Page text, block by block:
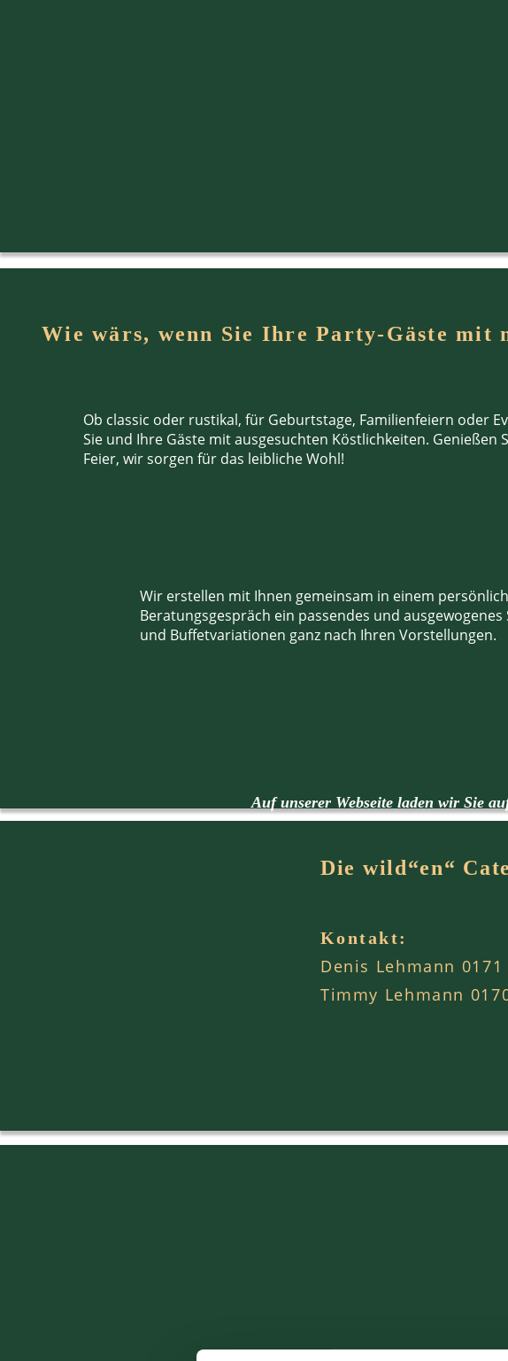
Wir erstellen mit Ihnen gemeinsam in einem
Beratungsgespräch ein passendes und ausgewogenes
und Buffetvariationen ganz nach Ihren Vorstellungen.
Ob classic oder rustikal, für Geburtstage, Familienfeiern oder
Sie und Ihre Gäste mit ausgesuchten Köstlichkeiten. Genießen
Feier, wir sorgen für das leibliche Wohl!
Auf unserer Webseite laden wir Sie
Wie wärs, wenn Sie Ihre Party-Gäste mit
Kontakt:
Denis Lehmann 0171
Timmy Lehmann
Die wild“en“